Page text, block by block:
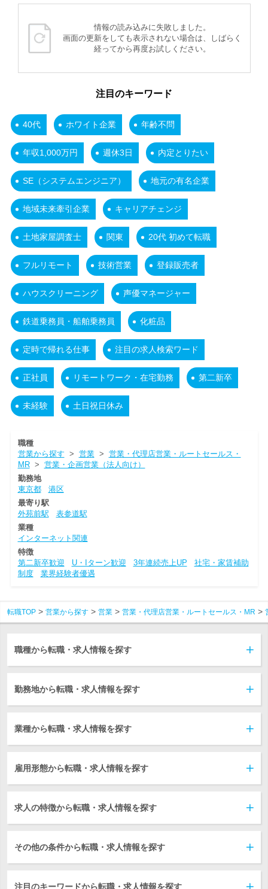
情報の読み込みに失敗しました。
画面の更新をしても表示されない場合は、しばらく
経ってから再度お試しください。
注目のキーワード
40代 ホワイト企業 年齢不問
年収1,000万円 週休3日 内定とりたい
SE（システムエンジニア） 地元の有名企業
地域未来牽引企業 キャリアチェンジ
土地家屋調査士 関東 20代 初めて転職
フルリモート 技術営業 登録販売者
ハウスクリーニング 声優マネージャー
鉄道乗務員・船舶乗務員 化粧品
定時で帰れる仕事 注目の求人検索ワード
正社員 リモートワーク・在宅勤務 第二新卒
未経験 土日祝日休み
職種
営業から探す > 営業> 営業・代理店営業・ルートセールス・
MR> 営業・企画営業（法人向け）
勤務地
東京都
港区
最寄り駅
外苑前駅
表参道駅
業種
インターネット関連
特徴
第二新卒歓迎
U・Iターン歓迎 3年連続売上UP
社宅・家賃補助
制度
業界経験者優遇
転職TOP 営業から探す 営業 営業・代理店営業・ルートセールス・MR
職種から転職・求人情報を探す
勤務地から転職・求人情報を探す
業種から転職・求人情報を探す
雇用形態から転職・求人情報を探す
求人の特徴から転職・求人情報を探す
その他の条件から転職・求人情報を探す
注目のキーワードから転職・求人情報を探す